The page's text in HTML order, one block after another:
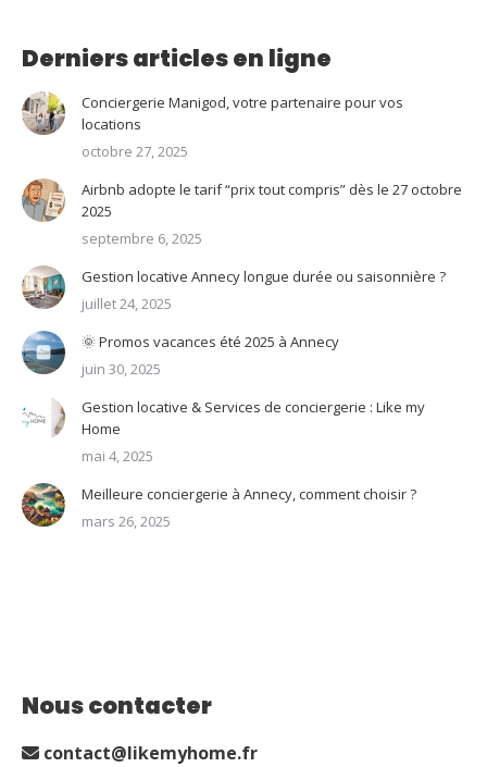
Derniers articles en ligne
Conciergerie Manigod, votre partenaire pour vos
locations
octobre 27, 2025
Airbnb adopte le tarif “prix tout compris” dès le 27 octobre
2025
septembre 6, 2025
Gestion locative Annecy longue durée ou saisonnière ?
juillet 24, 2025
🌞 Promos vacances été 2025 à Annecy
juin 30, 2025
Gestion locative & Services de conciergerie : Like my
Home
mai 4, 2025
Meilleure conciergerie à Annecy, comment choisir ?
mars 26, 2025
Nous contacter
contact@likemyhome.fr